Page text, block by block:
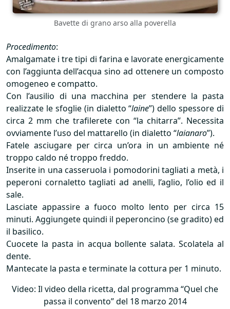
Bavette di grano arso alla poverella
Procedimento:
Amalgamate i tre tipi di farina e lavorate energicamente
con l’aggiunta dell’acqua sino ad ottenere un composto
omogeneo e compatto.
Con l’ausilio di una macchina per stendere la pasta
realizzate le sfoglie (in dialetto “laine”) dello spessore di
circa 2 mm che trafilerete con “la chitarra”. Necessita
ovviamente l’uso del mattarello (in dialetto “laianaro”).
Fatele asciugare per circa un’ora in un ambiente né
troppo caldo né troppo freddo.
Inserite in una casseruola i pomodorini tagliati a metà, i
peperoni cornaletto tagliati ad anelli, l’aglio, l’olio ed il
sale.
Lasciate appassire a fuoco molto lento per circa 15
minuti. Aggiungete quindi il peperoncino (se gradito) ed
il basilico.
Cuocete la pasta in acqua bollente salata. Scolatela al
dente.
Mantecate la pasta e terminate la cottura per 1 minuto.
Video: Il video della ricetta, dal programma “Quel che
passa il convento” del 18 marzo 2014